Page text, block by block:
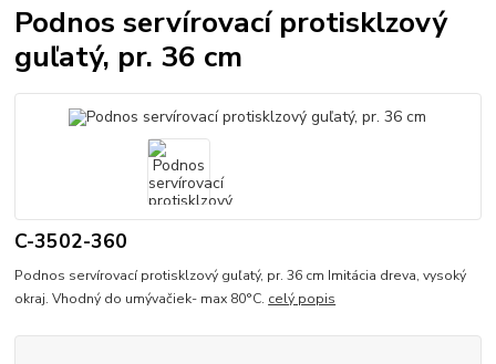
Podnos servírovací protisklzový
guľatý, pr. 36 cm
C-3502-360
Podnos servírovací protisklzový guľatý, pr. 36 cm Imitácia dreva, vysoký
okraj. Vhodný do umývačiek- max 80°C. celý popis